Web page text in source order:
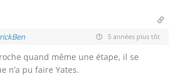
5 années plus tôt
quand même une étape, il se
n’a pu faire Yates.